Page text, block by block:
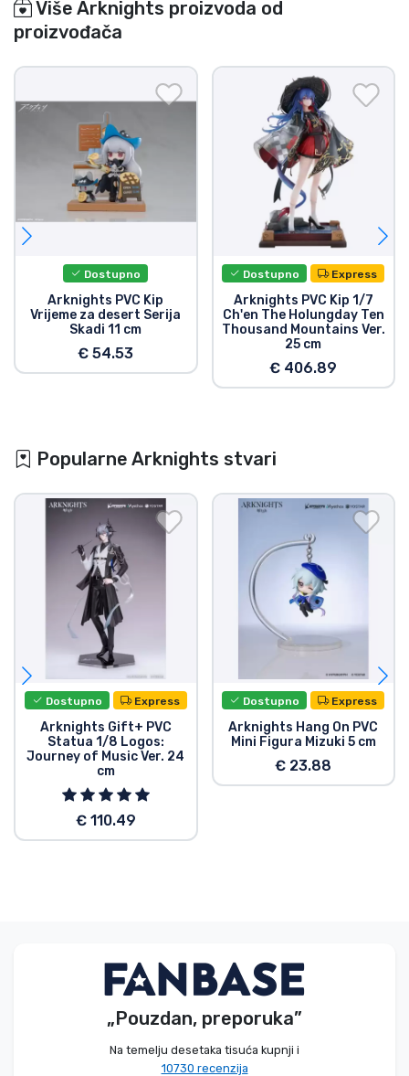
Više Arknights proizvoda od
proizvođača
Dostupno
Arknights PVC Kip
Vrijeme za desert Serija
Skadi 11 cm
€ 54.53
Dostupno Express
Arknights PVC Kip 1/7
Ch'en The Holungday Ten
Thousand Mountains Ver.
25 cm
€ 406.89
Popularne Arknights stvari
Dostupno Express
Arknights Gift+ PVC
Statua 1/8 Logos:
Journey of Music Ver. 24
cm
€ 110.49
Dostupno Express
Arknights Hang On PVC
Mini Figura Mizuki 5 cm
€ 23.88
„Pouzdan, preporuka”
Na temelju desetaka tisuća kupnji i
10730 recenzija